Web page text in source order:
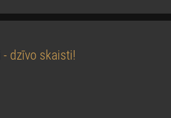
dzīvo skaisti!